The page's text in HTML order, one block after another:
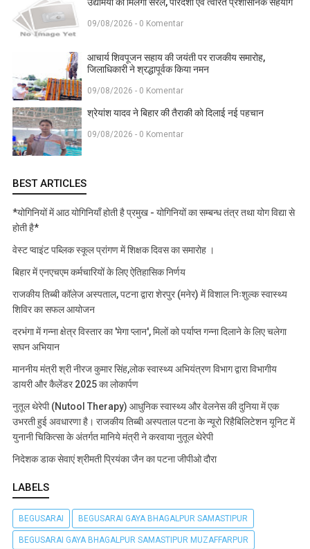
09/08/2026 - 0 Komentar
आचार्य शिवपूजन सहाय की जयंती पर राजकीय समारोह,
जिलाधिकारी ने श्रद्धापूर्वक किया नमन
09/08/2026 - 0 Komentar
श्रेयांश यादव ने बिहार की तैराकी को दिलाई नई पहचान
09/08/2026 - 0 Komentar
BEST ARTICLES
*योगिनियों में आठ योगिनियाँ होती है प्रमुख - योगिनियों का सम्बन्ध तंत्र तथा योग विद्या से
होती है*
वेस्ट प्वाइंट पब्लिक स्कूल प्रांगण में शिक्षक दिवस का समारोह ।
बिहार में एनएचएम कर्मचारियों के लिए ऐतिहासिक निर्णय
राजकीय तिब्बी कॉलेज अस्पताल, पटना द्वारा शेरपुर (मनेर) में विशाल निःशुल्क स्वास्थ्य
शिविर का सफल आयोजन
दरभंगा में गन्ना क्षेत्र विस्तार का 'मेगा प्लान', मिलों को पर्याप्त गन्ना दिलाने के लिए चलेगा
सघन अभियान
माननीय मंत्री श्री नीरज कुमार सिंह,लोक स्वास्थ्य अभियंत्रण विभाग द्वारा विभागीय
डायरी और कैलेंडर 2025 का लोकार्पण
नुतूल थेरेपी (Nutool Therapy) आधुनिक स्वास्थ्य और वेलनेस की दुनिया में एक
उभरती हुई अवधारणा है। राजकीय तिब्बी अस्पताल पटना के न्यूरो रिहैबिलिटेशन यूनिट में
युनानी चिकित्सा के अंतर्गत मानिये मंत्री ने करवाया नुतूल थेरेपी
निदेशक डाक सेवाएं श्रीमती प्रियंका जैन का पटना जीपीओ दौरा
LABELS
BEGUSARAI BEGUSARAI GAYA BHAGALPUR SAMASTIPUR
BEGUSARAI GAYA BHAGALPUR SAMASTIPUR MUZAFFARPUR